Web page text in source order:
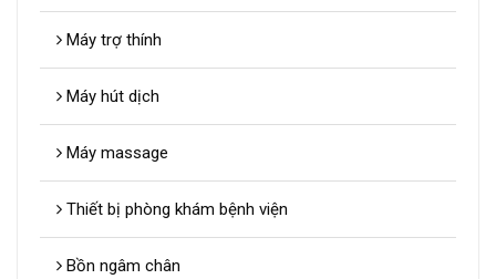
Máy trợ thính
Máy hút dịch
Máy massage
Thiết bị phòng khám bệnh viện
Bồn ngâm chân